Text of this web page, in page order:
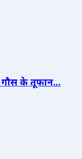
गौस के तूफान...